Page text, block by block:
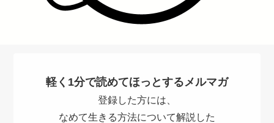
軽く1分で読めてほっとするメルマガ
登録した方には、
なめて生きる方法について解説した